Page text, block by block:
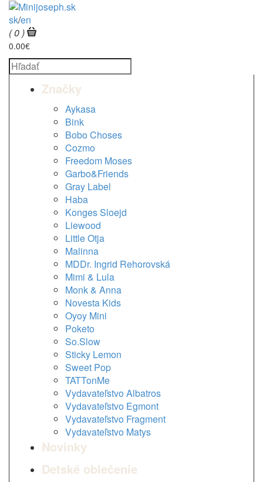
sk/en
( 0 )
0.00€
Značky
Aykasa
Bink
Bobo Choses
Cozmo
Freedom Moses
Garbo&Friends
Gray Label
Haba
Konges Sloejd
Liewood
Little Otja
Malinna
MDDr. Ingrid Rehorovská
Mimi & Lula
Monk & Anna
Novesta Kids
Oyoy Mini
Poketo
So.Slow
Sticky Lemon
Sweet Pop
TATTonMe
Vydavateľstvo Albatros
Vydavateľstvo Egmont
Vydavateľstvo Fragment
Vydavateľstvo Matys
Novinky
Detské oblečenie